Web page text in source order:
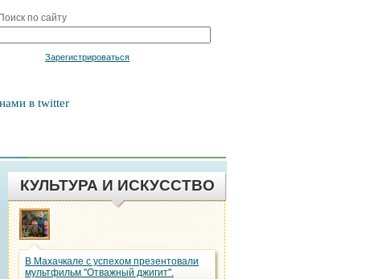
Поиск по сайту
Зарегистрироваться
в twitter
КУЛЬТУРА И ИСКУССТВО
В Махачкале с успехом презентовали
мультфильм "Отважный джигит".